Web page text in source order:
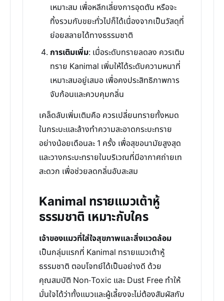
เหมาะสม เพื่อหลีกเลี่ยงการอุดตัน หรือจะ
ทิ้งรวมกับขยะทั่วไปก็ได้เนื่องจากเป็นวัสดุที่
ย่อยสลายได้ทางธรรมชาติ
การเติมเพิ่ม: เมื่อระดับทรายลดลง ควรเติม
ทราย Kanimal เพิ่มให้ได้ระดับความหนาที่
เหมาะสมอยู่เสมอ เพื่อคงประสิทธิภาพการ
จับก้อนและควบคุมกลิ่น
เคล็ดลับเพิ่มเติมคือ ควรเปลี่ยนทรายทั้งหมด
ในกระบะและล้างทำความสะอาดกระบะทราย
อย่างน้อยเดือนละ 1 ครั้ง เพื่อสุขอนามัยสูงสุด
และวางกระบะทรายในบริเวณที่มีอากาศถ่ายเท
สะดวก เพื่อช่วยลดกลิ่นอับสะสม
Kanimal ทรายแมวเต้าหู้
ธรรมชาติ เหมาะกับใคร
เจ้าของแมวที่ใส่ใจสุขภาพและสิ่งแวดล้อม
เป็นกลุ่มแรกที่ Kanimal ทรายแมวเต้าหู้
ธรรมชาติ ตอบโจทย์ได้เป็นอย่างดี ด้วย
คุณสมบัติ Non-Toxic และ Dust Free ทำให้
มั่นใจได้ว่าทั้งแมวและผู้เลี้ยงจะไม่ต้องสัมผัสกับ